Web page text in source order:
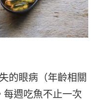
的眼病（年齡相關
週吃魚不止一次